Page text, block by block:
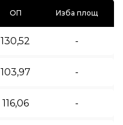
ОП Изба площ
130,52 -
103,97 -
116,06 -